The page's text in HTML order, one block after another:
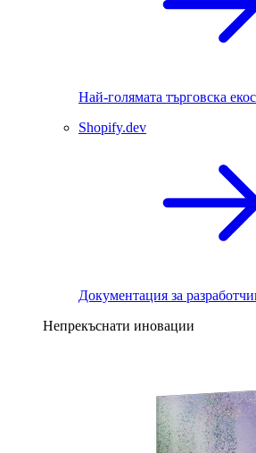
Най-голямата търговска
Shopify.dev
Документация за
Непрекъснати иновации